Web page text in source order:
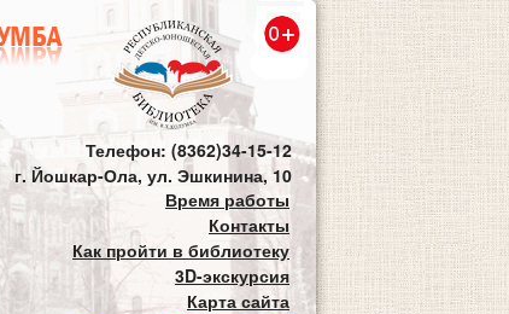
Телефон: (8362)34-15-12
г. Йошкар-Ола, ул. Эшкинина, 10
Время работы
Контакты
Как пройти в библиотеку
3D-экскурсия
Карта сайта